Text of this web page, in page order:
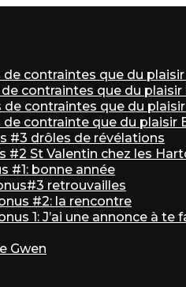
de contraintes que du
contraintes que du
de contraintes que du
de contrainte que du plaisir
#3 drôles de révélations
#2 St Valentin chez les
#1: bonne année
retrouvailles
#2: la rencontre
1: J’ai une annonce à te
Gwen